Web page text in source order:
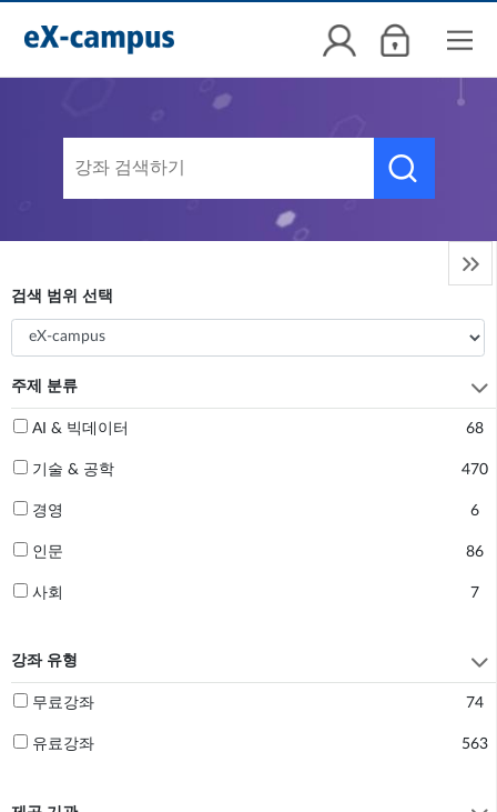


검색 범위 선택
주제 분류 
AI & 빅데이터 68
기술 & 공학 470
경영 6
인문 86
사회 7
강좌 유형 
무료강좌 74
유료강좌 563